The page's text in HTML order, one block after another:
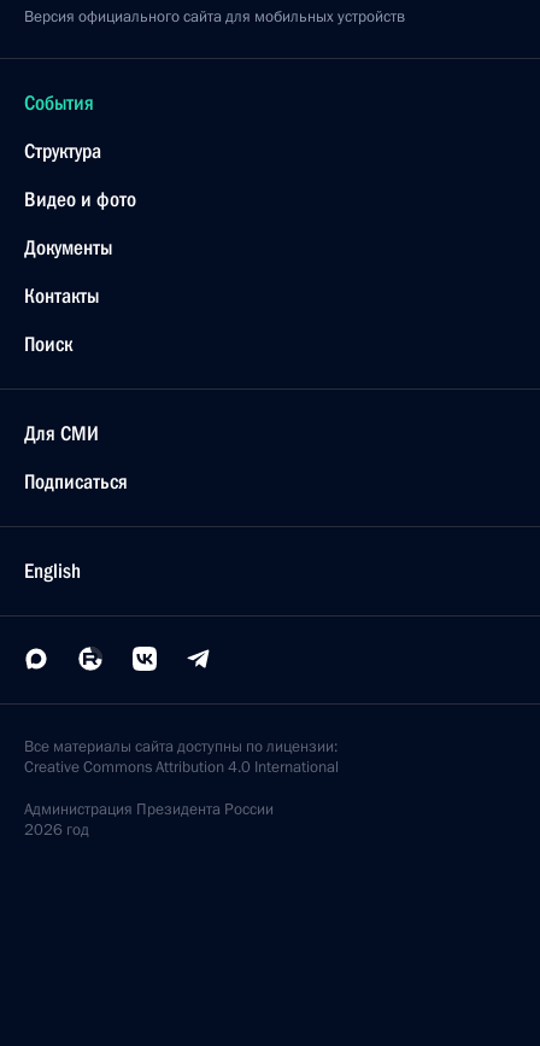
Версия официального сайта для мобильных устройств
События
Структура
Видео и фото
Документы
Контакты
Поиск
Для СМИ
Подписаться
English
Все материалы сайта доступны по лицензии:
Creative Commons Attribution 4.0 International
Администрация Президента России
2026 год